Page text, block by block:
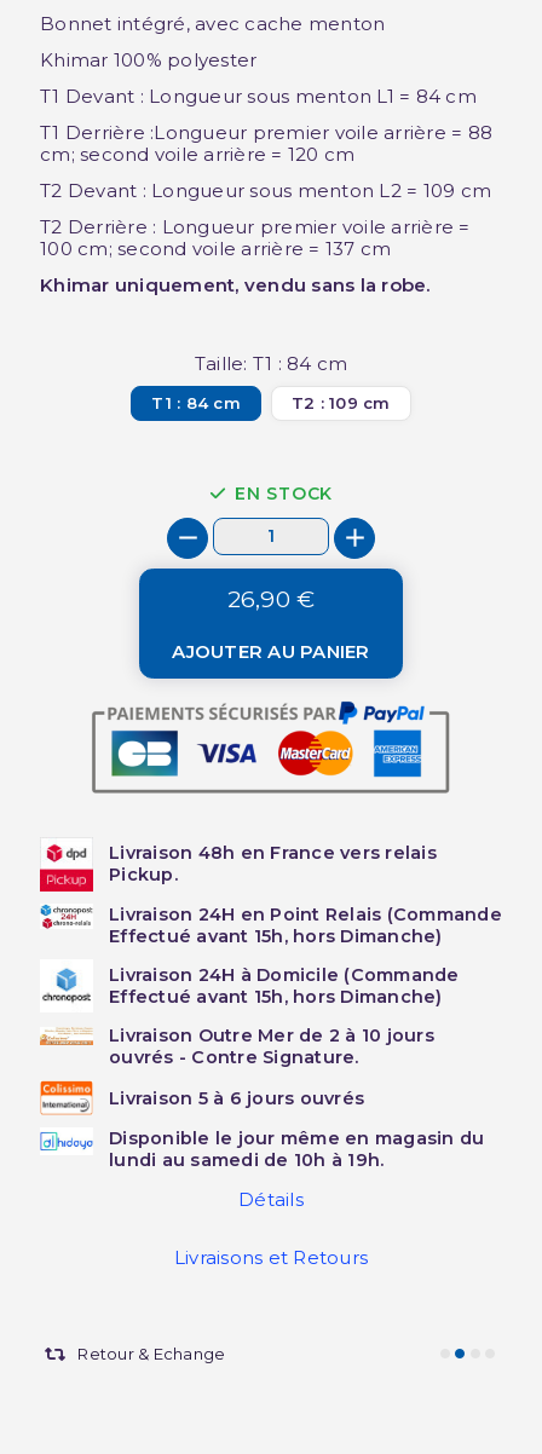
Bonnet intégré, avec cache menton
Khimar 100% polyester
T1 Devant : Longueur sous menton L1 = 84 cm
T1 Derrière :Longueur premier voile arrière = 88
cm; second voile arrière = 120 cm
T2 Devant : Longueur sous menton L2 = 109 cm
T2 Derrière : Longueur premier voile arrière =
100 cm; second voile arrière = 137 cm
Khimar uniquement, vendu sans la robe.
Taille: T1 : 84 cm
T1 : 84 cm T2 : 109 cm
EN STOCK
26,90 €
AJOUTER AU PANIER
Livraison 48h en France vers relais
Pickup.
Livraison 24H en Point Relais (Commande
Effectué avant 15h, hors Dimanche)
Livraison 24H à Domicile (Commande
Effectué avant 15h, hors Dimanche)
Livraison Outre Mer de 2 à 10 jours
ouvrés - Contre Signature.
Livraison 5 à 6 jours ouvrés
Disponible le jour même en magasin du
lundi au samedi de 10h à 19h.
Détails
Livraisons et Retours
Retour & Echange